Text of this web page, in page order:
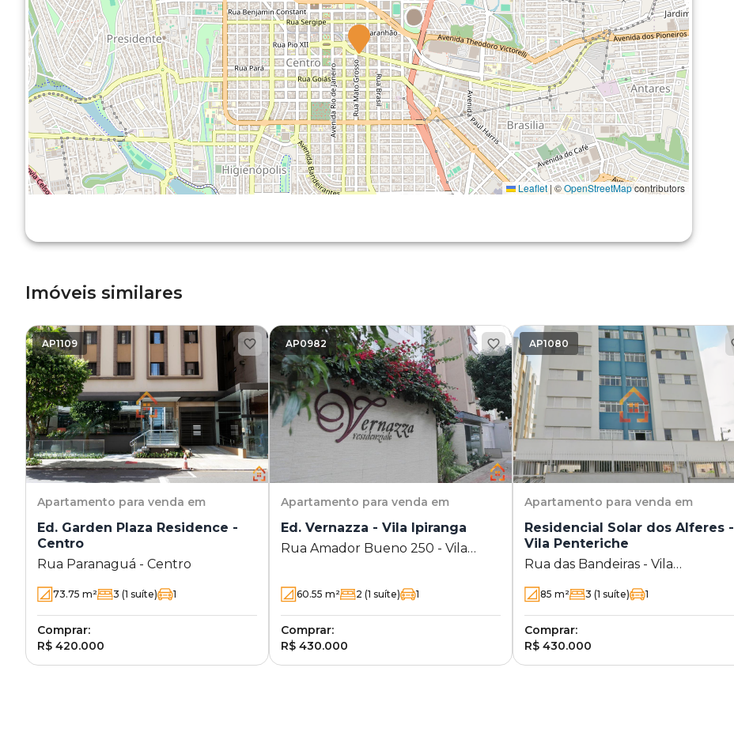
Leaflet |©OpenStreetMapcontributors
Imóveis similares
AP1109
Apartamento para venda em
Ed. Garden Plaza Residence -
Centro
Rua Paranaguá - Centro
73.75 m² 3 (1 suíte) 1
Comprar:
R$ 420.000
AP0982
Apartamento para venda em
Ed. Vernazza - Vila Ipiranga
Rua Amador Bueno 250 - Vila
60.55 m² 2 (1 suíte) 1
Comprar:
R$ 430.000
AP1080
Apartamento para venda em
Residencial Solar dos Alferes -
Vila Penteriche
Rua das Bandeiras - Vila
Penteriche
85 m² 3 (1 suíte) 1
Comprar:
R$ 430.000